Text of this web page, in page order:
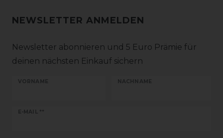
NEWSLETTER ANMELDEN
Newsletter abonnieren und 5 Euro Prämie für
deinen nächsten Einkauf sichern
VORNAME NACHNAME
E-MAIL **
Newsletter